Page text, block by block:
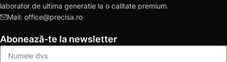
laborator de ultima generatie la o calitate premium.
Mail: office@precisa.ro
Abonează-te la newsletter